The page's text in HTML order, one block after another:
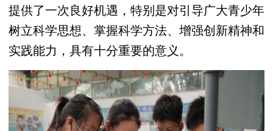
提供了一次良好机遇，特别是对引导广大青少年
树立科学思想、掌握科学方法、增强创新精神和
实践能力，具有十分重要的意义。